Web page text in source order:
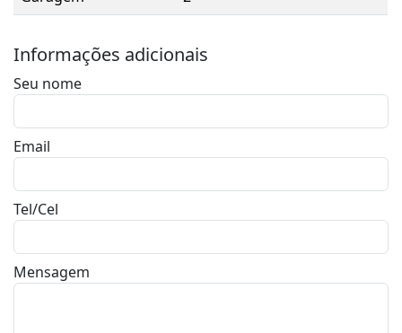
Informações adicionais
Seu nome
Email
Tel/Cel
Mensagem